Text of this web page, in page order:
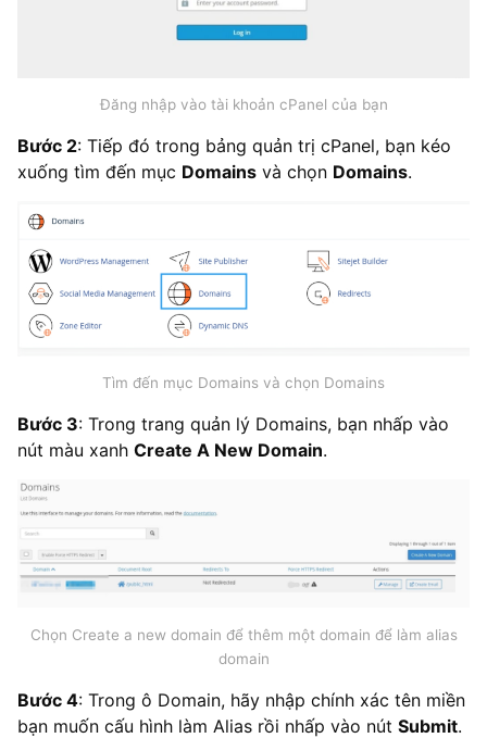
Đăng nhập vào tài khoản cPanel của bạn
Bước 2: Tiếp đó trong bảng quản trị cPanel, bạn kéo
xuống tìm đến mục Domains và chọn Domains.
Tìm đến mục Domains và chọn Domains
Bước 3: Trong trang quản lý Domains, bạn nhấp vào
nút màu xanh Create A New Domain.
Chọn Create a new domain để thêm một domain để làm alias
domain
Bước 4: Trong ô Domain, hãy nhập chính xác tên miền
bạn muốn cấu hình làm Alias rồi nhấp vào nút Submit.